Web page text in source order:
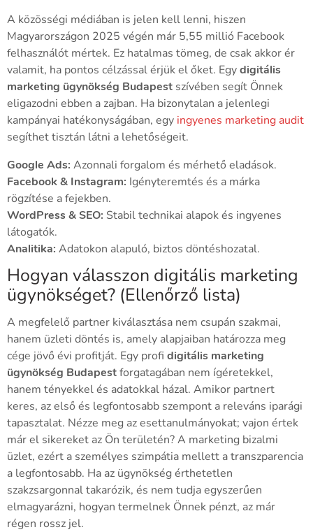
A közösségi médiában is jelen kell lenni, hiszen
Magyarországon 2025 végén már 5,55 millió Facebook
felhasználót mértek. Ez hatalmas tömeg, de csak akkor ér
valamit, ha pontos célzással érjük el őket. Egydigitális
marketing ügynökség Budapest szívében segít Önnek
eligazodni ebben a zajban. Ha bizonytalan a jelenlegi
kampányai hatékonyságában, egy ingyenes marketing audit
segíthet tisztán látni a lehetőségeit.
Google Ads: Azonnali forgalom és mérhető eladások.
Facebook & Instagram: Igényteremtés és a márka
rögzítése a fejekben.
WordPress & SEO: Stabil technikai alapok és ingyenes
látogatók.
Analitika: Adatokon alapuló, biztos döntéshozatal.
Hogyan válasszon digitális marketing
ügynökséget? (Ellenőrző lista)
A megfelelő partner kiválasztása nem csupán szakmai,
hanem üzleti döntés is, amely alapjaiban határozza meg
cége jövő évi profitját. Egy profi digitális marketing
ügynökség Budapestforgatagában nem ígéretekkel,
hanem tényekkel és adatokkal házal. Amikor partnert
keres, az első és legfontosabb szempont a releváns iparági
tapasztalat. Nézze meg az esettanulmányokat; vajon értek
már el sikereket az Ön területén? A marketing bizalmi
üzlet, ezért a személyes szimpátia mellett a transzparencia
a legfontosabb. Ha az ügynökség érthetetlen
szakzsargonnal takarózik, és nem tudja egyszerűen
elmagyarázni, hogyan termelnek Önnek pénzt, az már
régen rossz jel.